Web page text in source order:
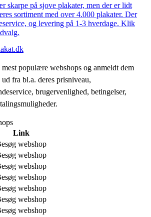
skarpe på sjove plakater, men der er lidt
sortiment med over 4.000 plakater. Der
og levering på 1-3 hverdage. Klik
populære webshops og anmeldt dem
fra bl.a. deres prisniveau,
brugervenlighed, betingelser,
Link
webshop
webshop
webshop
webshop
webshop
webshop
webshop